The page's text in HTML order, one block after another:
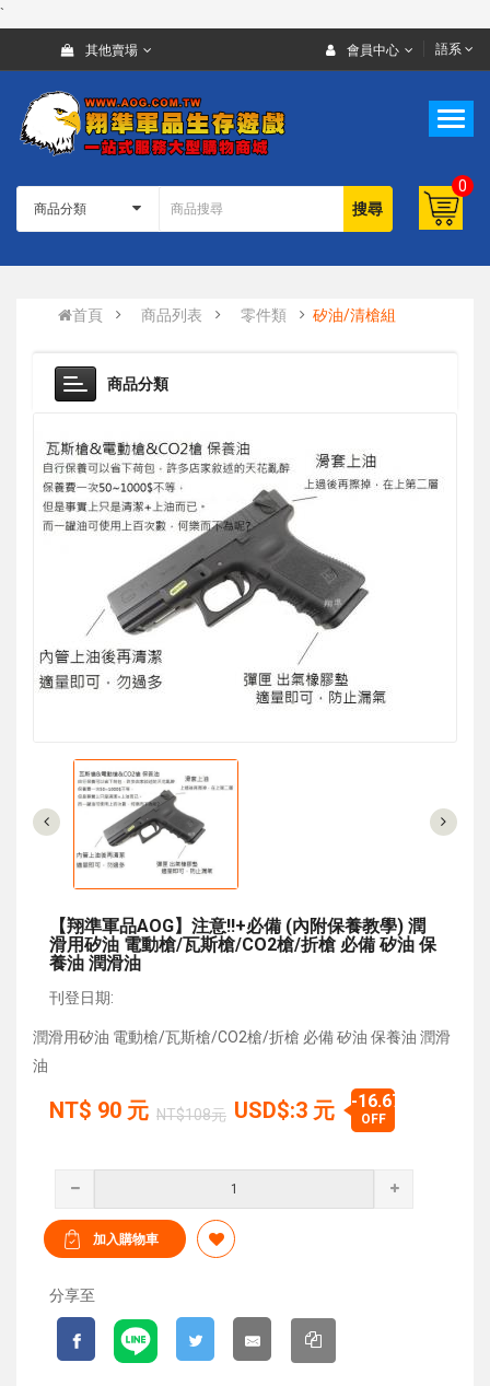
`
其他賣場 會員中心 語系
搜尋
0
首頁 商品列表 零件類 矽油/清槍組
商品分類
【翔準軍品AOG】注意!!+必備 (內附保養教學) 潤
滑用矽油 電動槍/瓦斯槍/CO2槍/折槍 必備 矽油 保
養油 潤滑油
刊登日期:
潤滑用矽油 電動槍/瓦斯槍/CO2槍/折槍 必備 矽油 保養油 潤滑
油
NT$ 90 元 NT$108元 USD$:3 元 -16.67%
OFF
分享至